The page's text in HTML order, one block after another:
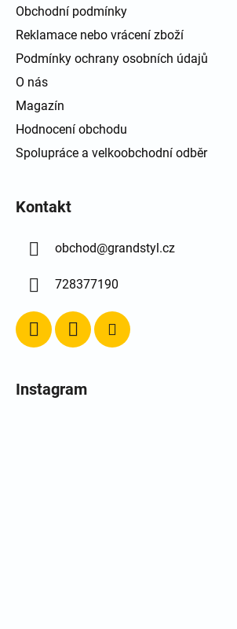
Obchodní podmínky
Reklamace nebo vrácení zboží
Podmínky ochrany osobních údajů
O nás
Magazín
Hodnocení obchodu
Spolupráce a velkoobchodní odběr
Kontakt
obchod@grandstyl.cz
728377190
Instagram